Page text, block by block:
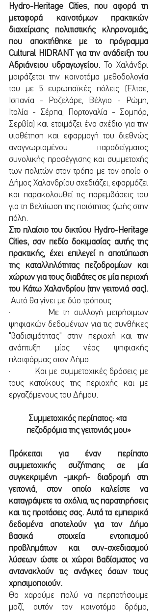
Hydro-Heritage Cities, που αφορά τη
μεταφορά καινοτόμων πρακτικών
διαχείρισης πολιτιστικής κληρονομιάς,
που αποκτήθηκε με το πρόγραμμα
Cultural HIDRANT για την ανάδειξη του
Αδριάνειου υδραγωγείου. Το Χαλάνδρι
μοιράζεται την καινοτόμα μεθοδολογία
του με 5 ευρωπαϊκές πόλεις (Έλτσε,
Ισπανία - Ροζελάρε, Βέλγιο - Ρώμη,
Ιταλία - Σέρπα, Πορτογαλία - Σομπόρ,
Σερβία) και ετοιμάζει ένα σχέδιο για την
υιοθέτηση και εφαρμογή του διεθνώς
αναγνωρισμένου παραδείγματος
συνολικής προσέγγισης και συμμετοχής
των πολιτών στον τρόπο με τον οποίο ο
Δήμος Χαλανδρίου σχεδιάζει, εφαρμόζει
και παρακολουθεί τις παρεμβάσεις του
για τη βελτίωση της ποιότητας ζωής στην
πόλη.
Στο πλαίσιο του δικτύου Hydro-Heritage
Cities, σαν πεδίο δοκιμασίας αυτής της
πρακτικής, έχει επιλεγεί η αποτύπωση
της καταλληλότητας πεζοδρομίων και
χώρων για τους διαβάτες σε μία περιοχή
του Κάτω Χαλανδρίου (την γειτονιά σας).
Αυτό θα γίνει με δύο τρόπους:
·         Με τη συλλογή μετρήσιμων
ψηφιακών δεδομένων για τις συνθήκες
"βαδισιμότητας" στην περιοχή και την
ανάπτυξη μίας νέας ψηφιακής
πλατφόρμας στον Δήμο.
·         Και με συμμετοχικές δράσεις με
τους κατοίκους της περιοχής και με
εργαζόμενους του Δήμου.
Συμμετοχικός περίπατος: «τα
πεζοδρόμια της γειτονιάς μου»
Πρόκειται για έναν περίπατο
συμμετοχικής συζήτησης σε μία
συγκεκριμένη -μικρή- διαδρομή στη
γειτονιά, στον οποίο καλείστε να
καταγράψετε τα σχόλια, τις παρατηρήσεις
και τις προτάσεις σας. Αυτά τα εμπειρικά
δεδομένα αποτελούν για τον Δήμο
βασικά στοιχεία εντοπισμού
προβλημάτων και συν-σχεδιασμού
λύσεων ώστε οι χώροι βαδίσματος να
αντανακλούν τις ανάγκες όσων τους
χρησιμοποιούν.
Θα χαρούμε πολύ να περπατήσουμε
μαζί, αυτόν τον καινοτόμο δρόμο,